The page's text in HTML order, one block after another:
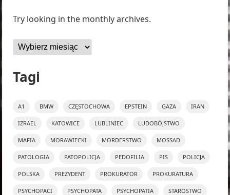
Try looking in the monthly archives.
Archiwa
Tagi
A1 BMW CZĘSTOCHOWA EPSTEIN GAZA IRAN
IZRAEL KATOWICE LUBLINIEC LUDOBÓJSTWO
MAFIA MORAWIECKI MORDERSTWO MOSSAD
PATOLOGIA PATOPOLICJA PEDOFILIA PIS POLICJA
POLSKA PREZYDENT PROKURATOR PROKURATURA
PSYCHOPACI PSYCHOPATA PSYCHOPATIA STAROSTWO